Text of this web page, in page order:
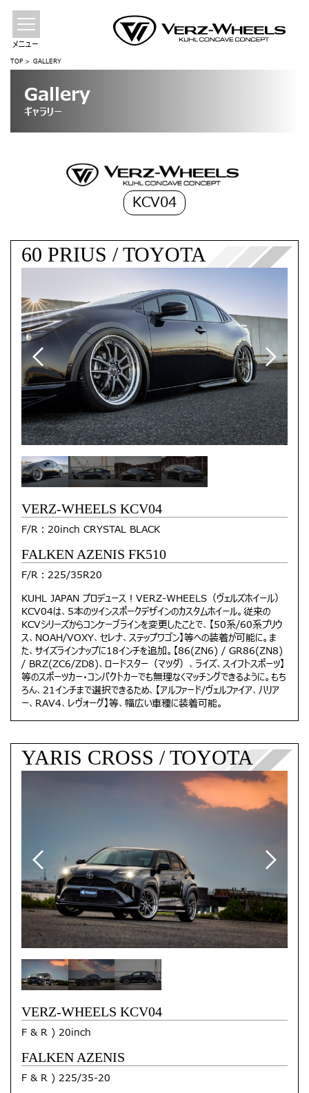
メニュー
TOP GALLERY
Gallery
ギャラリー
KCV04
60 PRIUS / TOYOTA
VERZ-WHEELS KCV04
F/R：20inch CRYSTAL BLACK
FALKEN AZENIS FK510
F/R：225/35R20
KUHL JAPAN プロデュース！VERZ-WHEELS（ヴェルズホイール）
KCV04は、5本のツインスポークデザインのカスタムホイール。従来の
KCVシリーズからコンケーブラインを変更したことで、【50系/60系プリウ
ス、NOAH/VOXY、セレナ、ステップワゴン】等への装着が可能に。ま
た、サイズラインナップに18インチを追加。【86(ZN6) / GR86(ZN8)
/ BRZ(ZC6/ZD8)、ロードスター（マツダ）、ライズ、スイフトスポーツ】
等のスポーツカー・コンパクトカーでも無理なくマッチングできるように。もち
ろん、21インチまで選択できるため、【アルファード/ヴェルファイア、ハリア
ー、RAV4、レヴォーグ】等、幅広い車種に装着可能。
YARIS CROSS / TOYOTA
VERZ-WHEELS KCV04
F & R ) 20inch
FALKEN AZENIS
F & R ) 225/35-20